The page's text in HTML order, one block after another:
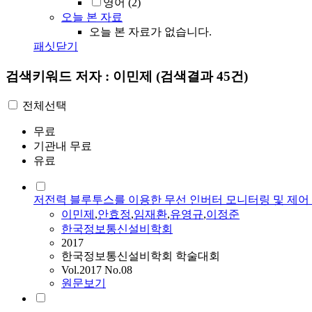
영어 (2)
오늘 본 자료
오늘 본 자료가 없습니다.
패싯닫기
검색키워드 저자 : 이민제 (검색결과 45건)
전체선택
무료
기관내 무료
유료
저전력 블루투스를 이용한 무선 인버터 모니터링 및 제
이민제 ,안효정,임재환,유영규,이정준
한국정보통신설비학회
2017
한국정보통신설비학회 학술대회
Vol.2017 No.08
원문보기